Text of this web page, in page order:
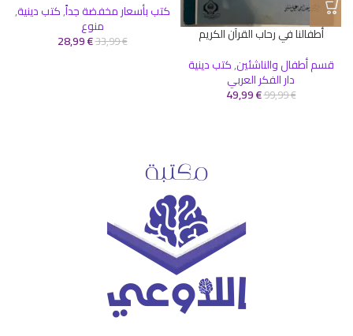
أطفالنا في رحاب القرآن الكريم
قسم أطفال والناشئين,كتب دينية
دار الفكر العربي
99,99€
49,99€
كتب بأسعار مخفضة جداً,كتب دينية,
منوع
33,99€
28,99€